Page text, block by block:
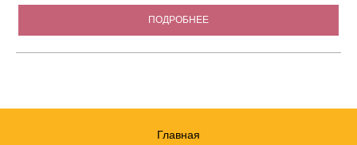
ПОДРОБНЕЕ
Главная